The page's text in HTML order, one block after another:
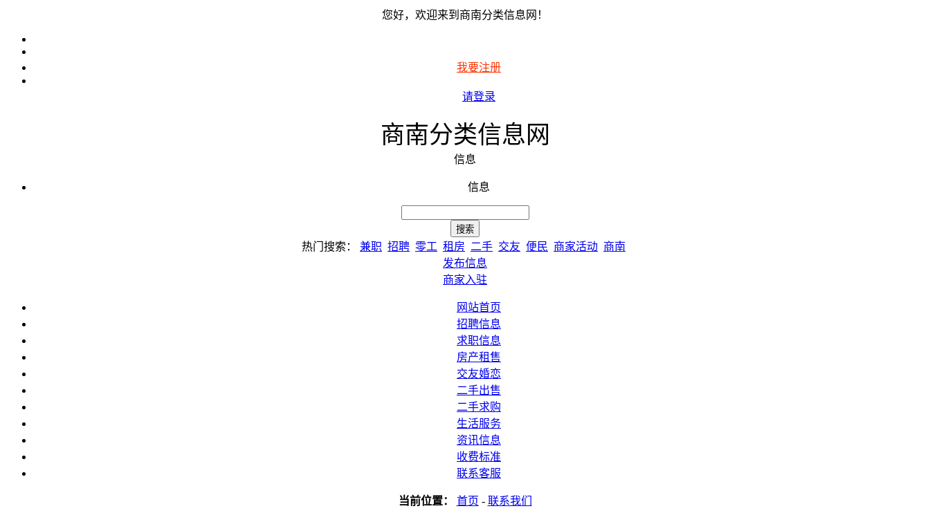
您好，欢迎来到商南分类信息网！
我要注册
请登录
商南分类信息网
信息
信息
热门搜索： 兼职 招聘 零工 租房 二手 交友 便民 商家活动 商南
发布信息
商家入驻
网站首页
招聘信息
求职信息
房产租售
交友婚恋
二手出售
二手求购
生活服务
资讯信息
收费标准
联系客服
当前位置： 首页 - 联系我们